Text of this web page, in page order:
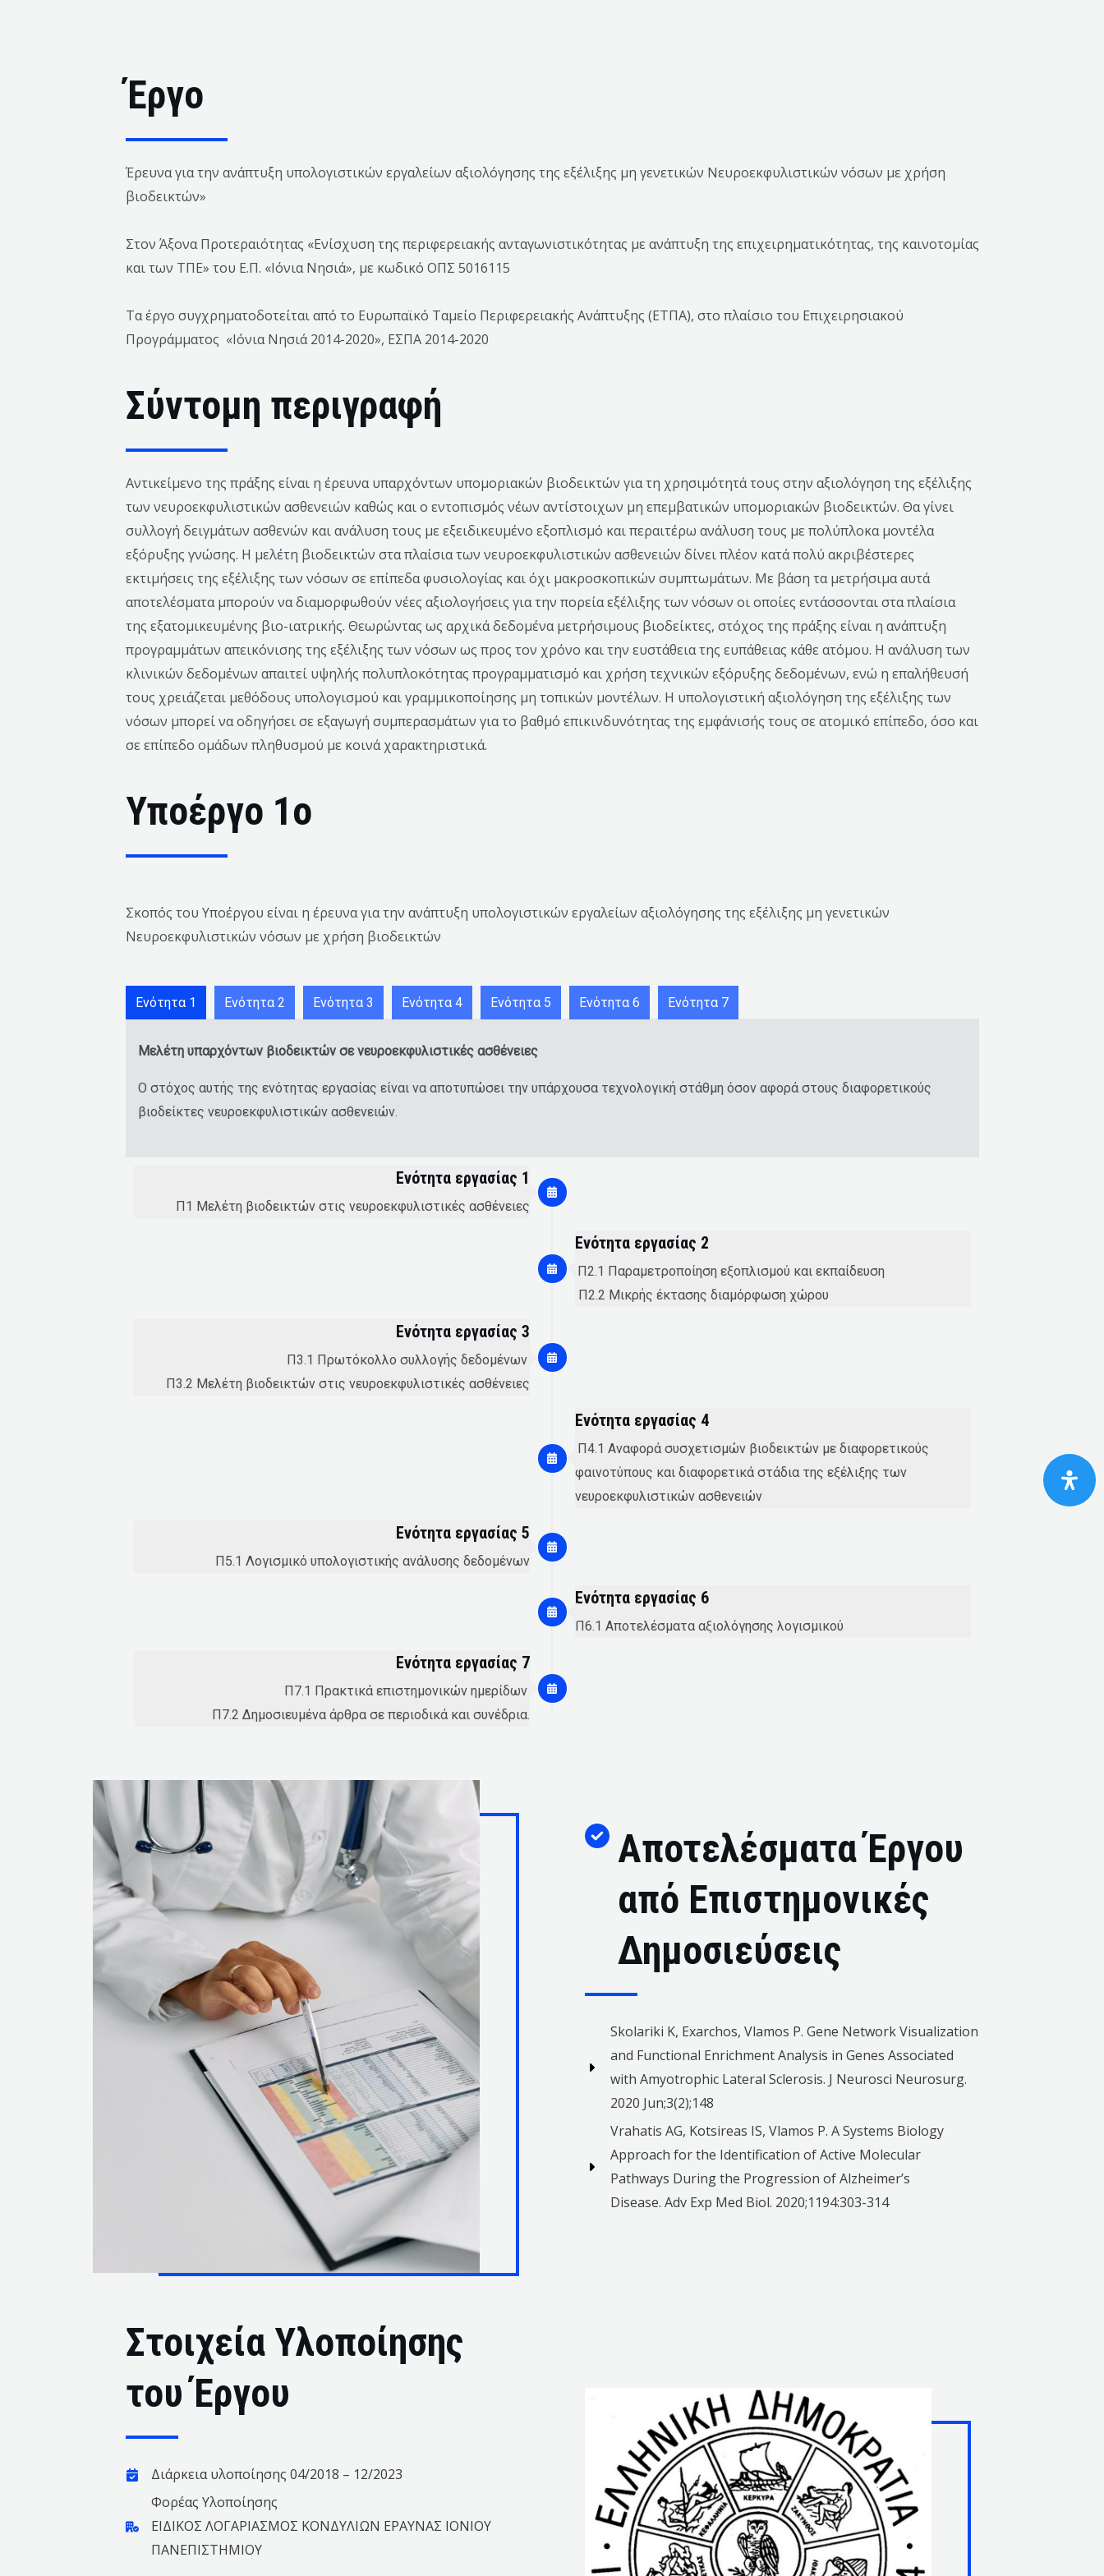
Έργο
Έρευνα για την ανάπτυξη υπολογιστικών εργαλείων αξιολόγησης της εξέλιξης μη γενετικών Νευροεκφυλιστικών νόσων με χρήση
βιοδεικτών»
Στον Άξονα Προτεραιότητας «Ενίσχυση της περιφερειακής ανταγωνιστικότητας με ανάπτυξη της επιχειρηματικότητας, της καινοτομίας
και των ΤΠΕ» του Ε.Π. «Ιόνια Νησιά», με κωδικό ΟΠΣ 5016115
Τα έργo συγχρηματοδοτείται από το Ευρωπαϊκό Ταμείο Περιφερειακής Ανάπτυξης (ΕΤΠΑ), στο πλαίσιο του Επιχειρησιακού
Προγράμματος «Ιόνια Νησιά 2014-2020», ΕΣΠΑ 2014-2020
Σύντομη περιγραφή
Αντικείμενο της πράξης είναι η έρευνα υπαρχόντων υπομοριακών βιοδεικτών για τη χρησιμότητά τους στην αξιολόγηση της εξέλιξης
των νευροεκφυλιστικών ασθενειών καθώς και ο εντοπισμός νέων αντίστοιχων μη επεμβατικών υπομοριακών βιοδεικτών. Θα γίνει
συλλογή δειγμάτων ασθενών και ανάλυση τους με εξειδικευμένο εξοπλισμό και περαιτέρω ανάλυση τους με πολύπλοκα μοντέλα
εξόρυξης γνώσης. Η μελέτη βιοδεικτών στα πλαίσια των νευροεκφυλιστικών ασθενειών δίνει πλέον κατά πολύ ακριβέστερες
εκτιμήσεις της εξέλιξης των νόσων σε επίπεδα φυσιολογίας και όχι μακροσκοπικών συμπτωμάτων. Με βάση τα μετρήσιμα αυτά
αποτελέσματα μπορούν να διαμορφωθούν νέες αξιολογήσεις για την πορεία εξέλιξης των νόσων οι οποίες εντάσσονται στα πλαίσια
της εξατομικευμένης βιο-ιατρικής. Θεωρώντας ως αρχικά δεδομένα μετρήσιμους βιοδείκτες, στόχος της πράξης είναι η ανάπτυξη
προγραμμάτων απεικόνισης της εξέλιξης των νόσων ως προς τον χρόνο και την ευστάθεια της ευπάθειας κάθε ατόμου. Η ανάλυση των
κλινικών δεδομένων απαιτεί υψηλής πολυπλοκότητας προγραμματισμό και χρήση τεχνικών εξόρυξης δεδομένων, ενώ η επαλήθευσή
τους χρειάζεται μεθόδους υπολογισμού και γραμμικοποίησης μη τοπικών μοντέλων. H υπολογιστική αξιολόγηση της εξέλιξης των
νόσων μπορεί να οδηγήσει σε εξαγωγή συμπερασμάτων για το βαθμό επικινδυνότητας της εμφάνισής τους σε ατομικό επίπεδο, όσο και
σε επίπεδο ομάδων πληθυσμού με κοινά χαρακτηριστικά.
Υποέργο 1ο
Σκοπός του Υποέργου είναι η έρευνα για την ανάπτυξη υπολογιστικών εργαλείων αξιολόγησης της εξέλιξης μη γενετικών
Νευροεκφυλιστικών νόσων με χρήση βιοδεικτών
Ενότητα 1 Ενότητα 2 Ενότητα 3 Ενότητα 4 Ενότητα 5 Ενότητα 6 Ενότητα 7
Μελέτη υπαρχόντων βιοδεικτών σε νευροεκφυλιστικές ασθένειες
Ο στόχος αυτής της ενότητας εργασίας είναι να αποτυπώσει την υπάρχουσα τεχνολογική στάθμη όσον αφορά στους διαφορετικούς
βιοδείκτες νευροεκφυλιστικών ασθενειών.
Ενότητα εργασίας 1
Π1 Μελέτη βιοδεικτών στις νευροεκφυλιστικές ασθένειες
Ενότητα εργασίας 2
.Π2.1 Παραμετροποίηση εξοπλισμού και εκπαίδευση
Π2.2 Μικρής έκτασης διαμόρφωση χώρου
Ενότητα εργασίας 3
Π3.1 Πρωτόκολλο συλλογής δεδομένων.
Π3.2 Μελέτη βιοδεικτών στις νευροεκφυλιστικές ασθένειες
Ενότητα εργασίας 4
.Π4.1 Αναφορά συσχετισμών βιοδεικτών με διαφορετικούς
φαινοτύπους και διαφορετικά στάδια της εξέλιξης των
νευροεκφυλιστικών ασθενειών
Ενότητα εργασίας 5
Π5.1 Λογισμικό υπολογιστικής ανάλυσης δεδομένων
Ενότητα εργασίας 6
Π6.1 Αποτελέσματα αξιολόγησης λογισμικού
Ενότητα εργασίας 7
Π7.1 Πρακτικά επιστημονικών ημερίδων.
Π7.2 Δημοσιευμένα άρθρα σε περιοδικά και συνέδρια.
Αποτελέσματα Έργου
από Επιστημονικές
Δημοσιεύσεις
Skolariki K, Exarchos, Vlamos P. Gene Network Visualization
and Functional Enrichment Analysis in Genes Associated
with Amyotrophic Lateral Sclerosis. J Neurosci Neurosurg.
2020 Jun;3(2);148
Vrahatis AG, Kotsireas IS, Vlamos P. A Systems Biology
Approach for the Identification of Active Molecular
Pathways During the Progression of Alzheimer’s
Disease. Adv Exp Med Biol. 2020;1194:303-314
Στοιχεία Υλοποίησης
του Έργου
Διάρκεια υλοποίησης 04/2018 – 12/2023
Φορέας Υλοποίησης
ΕΙΔΙΚΟΣ ΛΟΓΑΡΙΑΣΜΟΣ ΚΟΝΔΥΛΙΩΝ ΕΡΑΥΝΑΣ ΙΟΝΙΟΥ
ΠΑΝΕΠΙΣΤΗΜΙΟΥ